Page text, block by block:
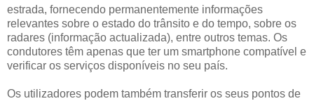
estrada, fornecendo permanentemente informações
relevantes sobre o estado do trânsito e do tempo, sobre os
radares (informação actualizada), entre outros temas. Os
condutores têm apenas que ter um smartphone compatível e
verificar os serviços disponíveis no seu país.
Os utilizadores podem também transferir os seus pontos de